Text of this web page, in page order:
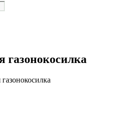
газонокосилка